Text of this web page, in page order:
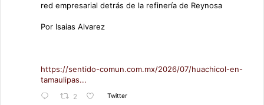
red empresarial detrás de la refinería de Reynosa
Por Isaias Alvarez
https://sentido-comun.com.mx/2026/07/huachicol-en-
tamaulipas...
2 Twitter